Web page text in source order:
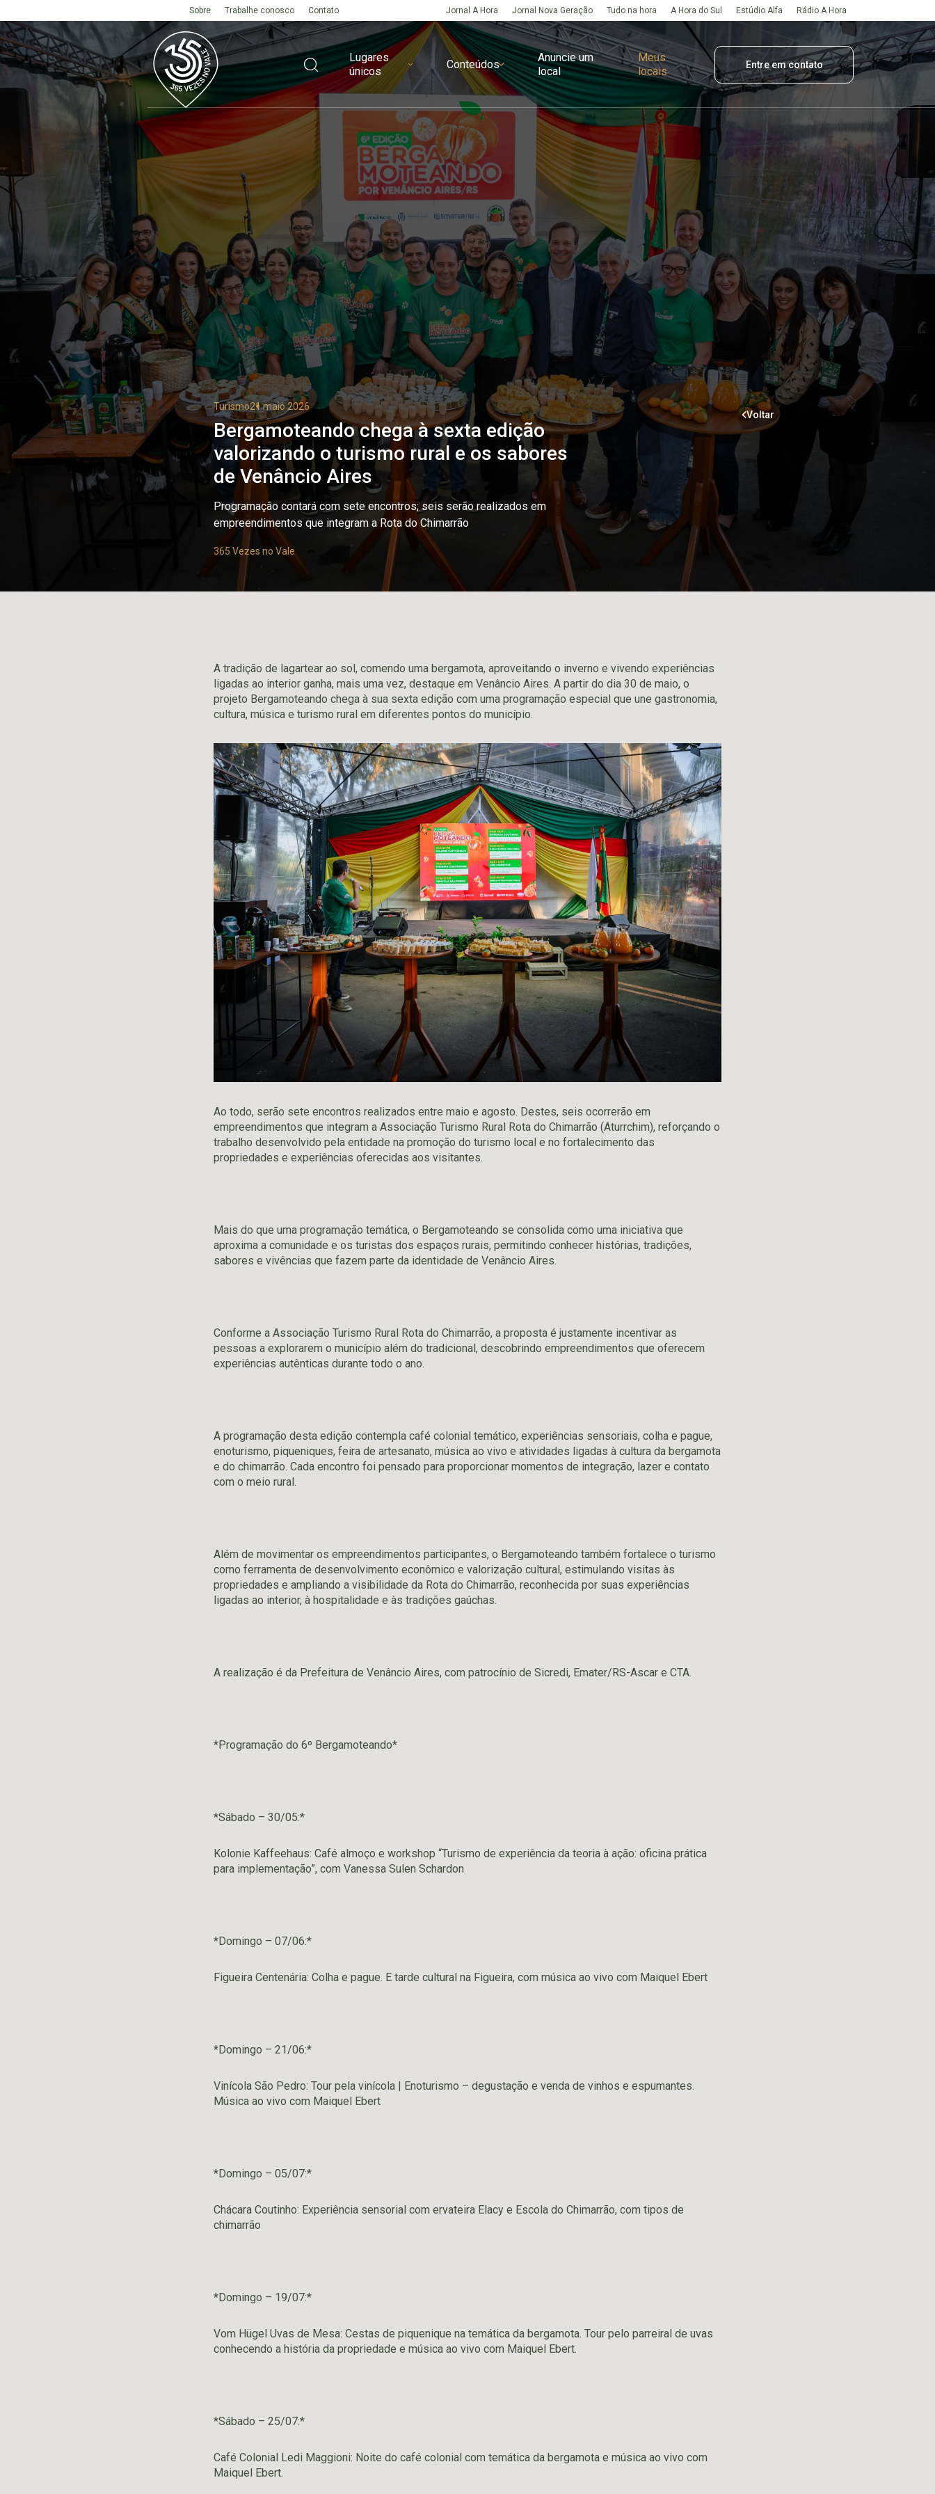
Sobre Trabalhe conosco Contato Jornal A Hora Jornal Nova Geração Tudo na hora A Hora do Sul Estúdio Alfa Rádio A Hora
Lugares
únicos
Conteúdos
Anuncie um
local
Meus
locais
Entre em contato
Turismo21 maio 2026
Bergamoteando chega à sexta edição
valorizando o turismo rural e os sabores
de Venâncio Aires
Programação contará com sete encontros; seis serão realizados em
empreendimentos que integram a Rota do Chimarrão
365 Vezes no Vale
Voltar
A tradição de lagartear ao sol, comendo uma bergamota, aproveitando o inverno e vivendo experiências
ligadas ao interior ganha, mais uma vez, destaque em Venâncio Aires. A partir do dia 30 de maio, o
projeto Bergamoteando chega à sua sexta edição com uma programação especial que une gastronomia,
cultura, música e turismo rural em diferentes pontos do município.
Ao todo, serão sete encontros realizados entre maio e agosto. Destes, seis ocorrerão em
empreendimentos que integram a Associação Turismo Rural Rota do Chimarrão (Aturrchim), reforçando o
trabalho desenvolvido pela entidade na promoção do turismo local e no fortalecimento das
propriedades e experiências oferecidas aos visitantes.
Mais do que uma programação temática, o Bergamoteando se consolida como uma iniciativa que
aproxima a comunidade e os turistas dos espaços rurais, permitindo conhecer histórias, tradições,
sabores e vivências que fazem parte da identidade de Venâncio Aires.
Conforme a Associação Turismo Rural Rota do Chimarrão, a proposta é justamente incentivar as
pessoas a explorarem o município além do tradicional, descobrindo empreendimentos que oferecem
experiências autênticas durante todo o ano.
A programação desta edição contempla café colonial temático, experiências sensoriais, colha e pague,
enoturismo, piqueniques, feira de artesanato, música ao vivo e atividades ligadas à cultura da bergamota
e do chimarrão. Cada encontro foi pensado para proporcionar momentos de integração, lazer e contato
com o meio rural.
Além de movimentar os empreendimentos participantes, o Bergamoteando também fortalece o turismo
como ferramenta de desenvolvimento econômico e valorização cultural, estimulando visitas às
propriedades e ampliando a visibilidade da Rota do Chimarrão, reconhecida por suas experiências
ligadas ao interior, à hospitalidade e às tradições gaúchas.
A realização é da Prefeitura de Venâncio Aires, com patrocínio de Sicredi, Emater/RS-Ascar e CTA.
*Programação do 6º Bergamoteando*
*Sábado – 30/05:*
Kolonie Kaffeehaus: Café almoço e workshop “Turismo de experiência da teoria à ação: oficina prática
para implementação”, com Vanessa Sulen Schardon
*Domingo – 07/06:*
Figueira Centenária: Colha e pague. E tarde cultural na Figueira, com música ao vivo com Maiquel Ebert
*Domingo – 21/06:*
Vinícola São Pedro: Tour pela vinícola | Enoturismo – degustação e venda de vinhos e espumantes.
Música ao vivo com Maiquel Ebert
*Domingo – 05/07:*
Chácara Coutinho: Experiência sensorial com ervateira Elacy e Escola do Chimarrão, com tipos de
chimarrão
*Domingo – 19/07:*
Vom Hügel Uvas de Mesa: Cestas de piquenique na temática da bergamota. Tour pelo parreiral de uvas
conhecendo a história da propriedade e música ao vivo com Maiquel Ebert.
*Sábado – 25/07:*
Café Colonial Ledi Maggioni: Noite do café colonial com temática da bergamota e música ao vivo com
Maiquel Ebert.